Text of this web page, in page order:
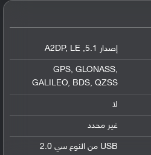
إصدار 5.1 ,
A2DP, LE
GPS, GLONASS,
GALILEO, BDS, QZSS
لا
غير محدد
USB من النوع سي 2.0